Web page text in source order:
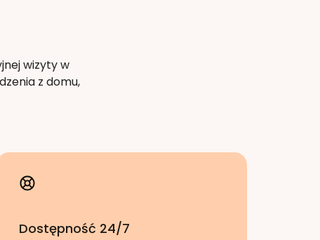
wizyty w
z domu,
Dostępność 24/7